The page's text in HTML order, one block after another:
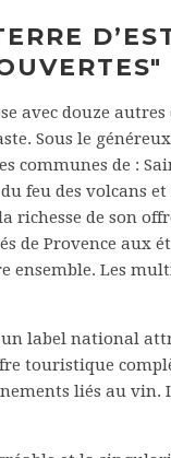
avec douze
Sous le
communes de :
feu des volcans
richesse de son
Provence aux
ensemble. Les
un label national
touristique
liés au